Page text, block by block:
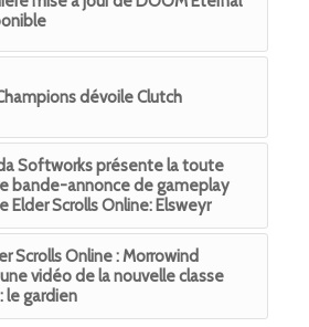
dévoile Clutch
Softworks présente la toute
bande-annonce de gameplay
Elder Scrolls Online: Elsweyr
Scrolls Online : Morrowind
vidéo de la nouvelle classe
le gardien